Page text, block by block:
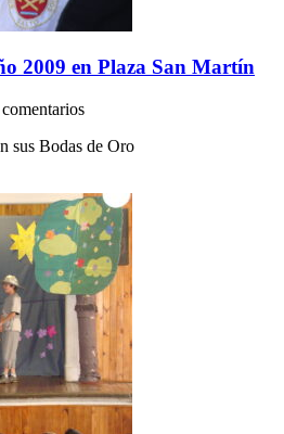
2009 en Plaza San Martín
sus Bodas de Oro